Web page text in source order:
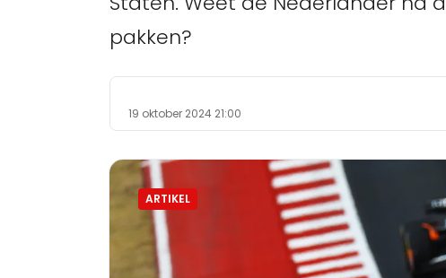
pakken?
19 oktober 2024 21:00
ARTIKEL